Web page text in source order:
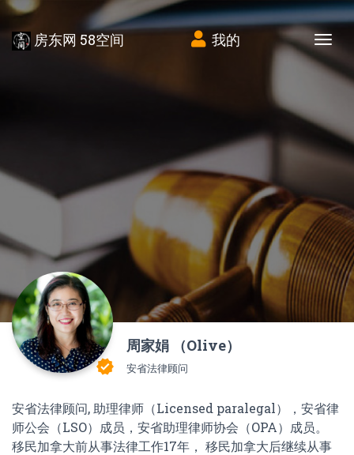
房东网 58空间 我的
verified
周家娟 （Olive）
安省法律顾问
安省法律顾问, 助理律师（Licensed paralegal），安省律
师公会（LSO）成员，安省助理律师协会（OPA）成员。
移民加拿大前从事法律工作17年， 移民加拿大后继续从事